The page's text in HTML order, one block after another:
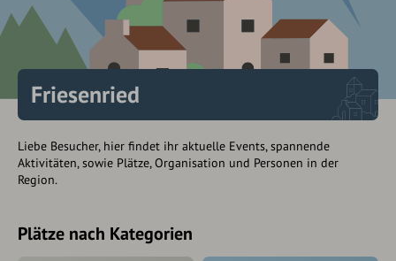
Friesenried
Liebe Besucher, hier findet ihr aktuelle Events, spannende
Aktivitäten, sowie Plätze, Organisation und Personen in der
Region.
Plätze nach Kategorien